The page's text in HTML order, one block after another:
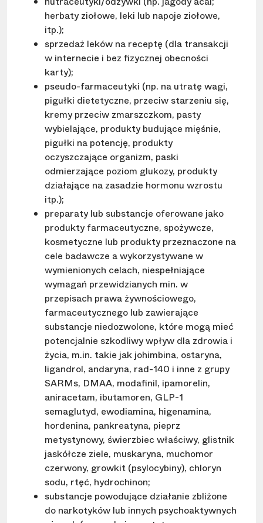
herbaty ziołowe, leki lub napoje ziołowe,
itp.);
sprzedaż leków na receptę (dla transakcji
w internecie i bez fizycznej obecności
karty);
pseudo-farmaceutyki (np. na utratę wagi,
pigułki dietetyczne, przeciw starzeniu się,
kremy przeciw zmarszczkom, pasty
wybielające, produkty budujące mięśnie,
pigułki na potencję, produkty
oczyszczające organizm, paski
odmierzające poziom glukozy, produkty
działające na zasadzie hormonu wzrostu
itp.);
preparaty lub substancje oferowane jako
produkty farmaceutyczne, spożywcze,
kosmetyczne lub produkty przeznaczone na
cele badawcze a wykorzystywane w
wymienionych celach, niespełniające
wymagań przewidzianych min. w
przepisach prawa żywnościowego,
farmaceutycznego lub zawierające
substancje niedozwolone, które mogą mieć
potencjalnie szkodliwy wpływ dla zdrowia i
życia, m.in. takie jak johimbina, ostaryna,
ligandrol, andaryna, rad-140 i inne z grupy
SARMs, DMAA, modafinil, ipamorelin,
aniracetam, ibutamoren, GLP-1
semaglutyd, ewodiamina, higenamina,
hordenina, pankreatyna, pieprz
metystynowy, świerzbiec właściwy, glistnik
jaskółcze ziele, muskaryna, muchomor
czerwony, growkit (psylocybiny), chloryn
sodu, rtęć, hydrochinon;
substancje powodujące działanie zbliżone
do narkotyków lub innych psychoaktywnych